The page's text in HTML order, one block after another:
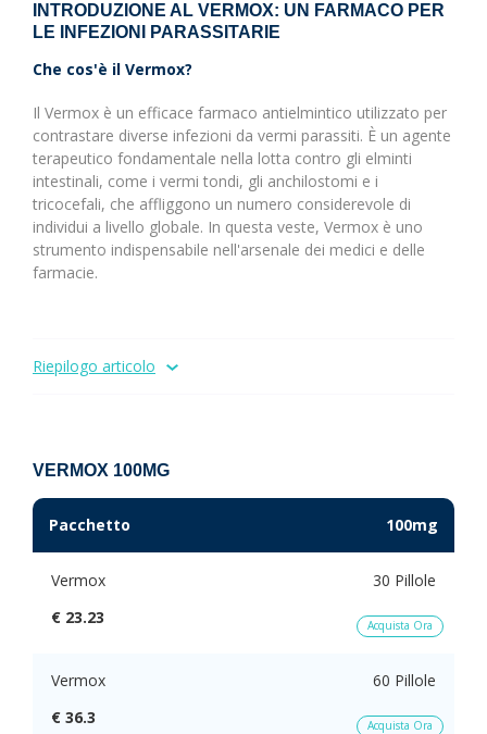
INTRODUZIONE AL VERMOX: UN FARMACO PER
LE INFEZIONI PARASSITARIE
Che cos'è il Vermox?
Il Vermox è un efficace farmaco antielmintico utilizzato per
contrastare diverse infezioni da vermi parassiti. È un agente
terapeutico fondamentale nella lotta contro gli elminti
intestinali, come i vermi tondi, gli anchilostomi e i
tricocefali, che affliggono un numero considerevole di
individui a livello globale. In questa veste, Vermox è uno
strumento indispensabile nell'arsenale dei medici e delle
farmacie.
Riepilogo articolo
VERMOX 100MG
Pacchetto 100mg
Vermox
30 Pillole
€ 23.23
Acquista Ora
Vermox
60 Pillole
€ 36.3
Acquista Ora